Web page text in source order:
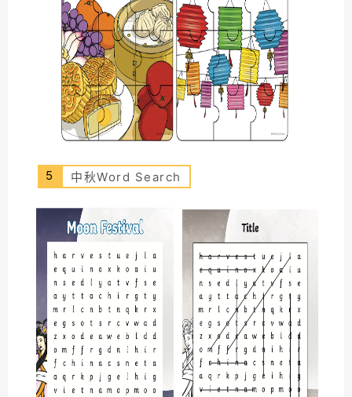
5 中秋Word Search